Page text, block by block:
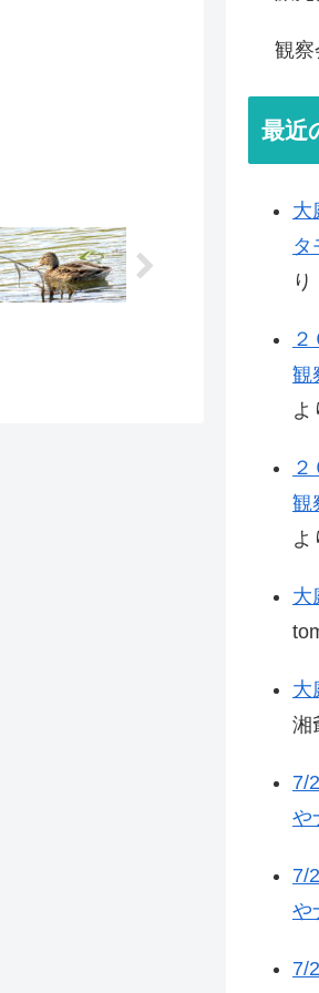
観察
最近
大
タ
り
観
よ
観
よ
大
大
湘
7/
や
7/
や
7/